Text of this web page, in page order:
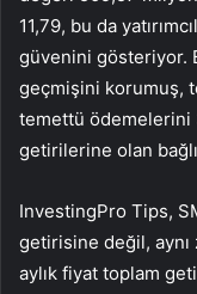
11,79, bu da
güvenini gösteriyor.
geçmişini korumuş,
temettü ödemelerini
getirilerine olan
InvestingPro Tips,
getirisine değil, aynı
aylık fiyat toplam